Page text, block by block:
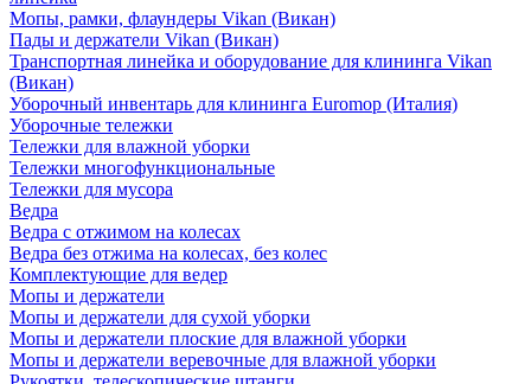
Мопы, рамки, флаундеры Vikan (Викан)
Пады и держатели Vikan (Викан)
Транспортная линейка и оборудование для клининга Vikan
(Викан)
Уборочный инвентарь для клининга Euromop (Италия)
Уборочные тележки
Тележки для влажной уборки
Тележки многофункциональные
Тележки для мусора
Ведра
Ведра с отжимом на колесах
Ведра без отжима на колесах, без колес
Комплектующие для ведер
Мопы и держатели
Мопы и держатели для сухой уборки
Мопы и держатели плоские для влажной уборки
Мопы и держатели веревочные для влажной уборки